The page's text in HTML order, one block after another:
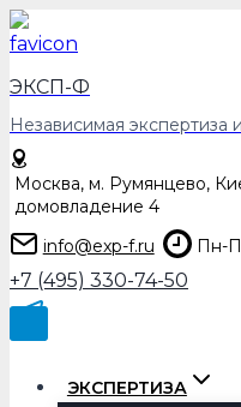
Перейти
к
содержимому
ЭКСП-Ф
Независимая экспертиза
Москва, м. Румянцево,
домовладение 4
info@exp-f.ru
Пн-
+7 (495) 330-74-50
ЭКСПЕРТИЗА